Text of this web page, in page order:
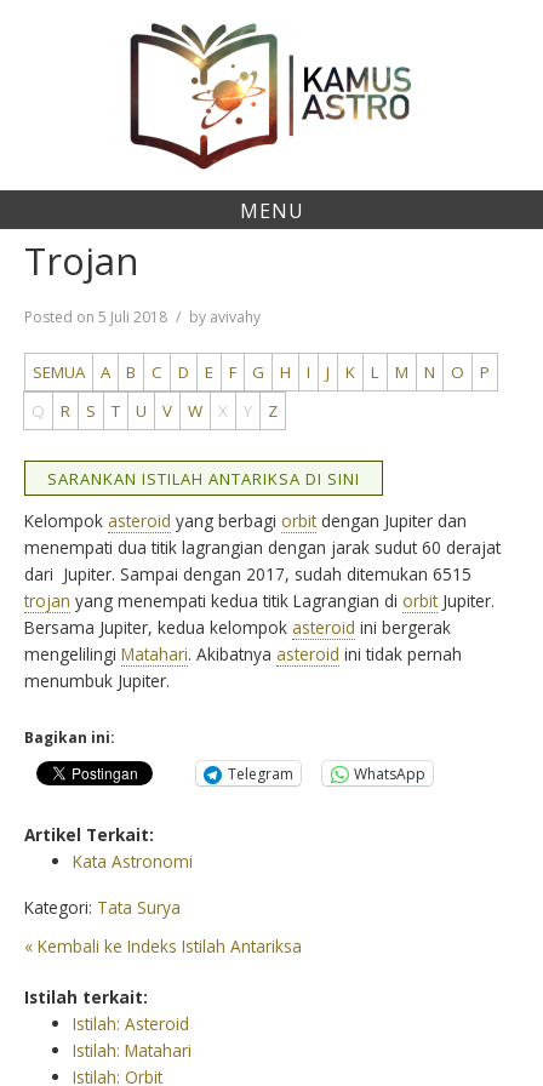
MENU
Trojan
Posted on 5 Juli 2018 by avivahy
SEMUA A B C D E F G H I J K L M N O
P
Q
R S T U V W X Y Z
SARANKAN ISTILAH ANTARIKSA DI SINI
Kelompok asteroid yang berbagi orbitdengan Jupiter dan
menempati dua titik lagrangian dengan jarak sudut 60 derajat
dari Jupiter. Sampai dengan 2017, sudah ditemukan 6515
trojan yang menempati kedua titik Lagrangian di orbitJupiter.
Bersama Jupiter, kedua kelompok asteroid ini bergerak
mengelilingi Matahari. Akibatnya asteroid ini tidak pernah
menumbuk Jupiter.
Bagikan ini:
Telegram
WhatsApp
Artikel Terkait:
Kata Astronomi
Kategori: Tata Surya
« Kembali ke Indeks Istilah Antariksa
Istilah terkait:
Istilah: Asteroid
Istilah: Matahari
Istilah: Orbit